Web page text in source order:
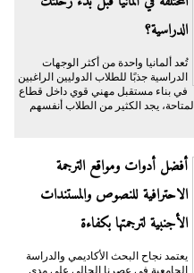
الدراسية؟
تُعد ألمانيا واحدة من أكثر الوجهات
الدراسية جذبًا للطلاب الدوليين الراغبين
في بناء مستقبل مهني قوي داخل قطاع
المتاحة، يجد الكثير من الطلاب أنفسهم
أفضل أدوات ومواقع الترجمة
الاحترافية للنصوص والمستندات
الأجنبية لترجمتها بكفاءة
يعتمد نجاح البحث الأكاديمي والدراسة
الجامعية في عصرنا الحالي على مدى